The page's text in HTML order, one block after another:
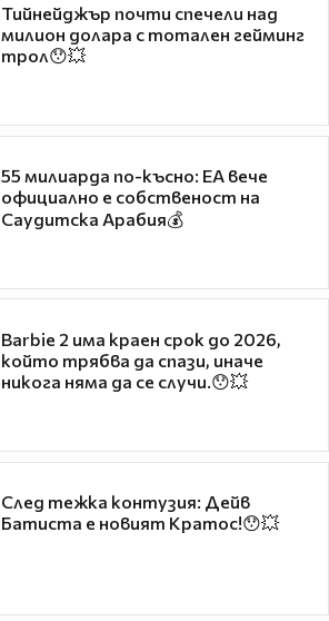
Тийнейджър почти спечели над
милион долара с тотален гейминг
трол😯💥
55 милиарда по-късно: EA вече
официално е собственост на
Саудитска Арабия💰
Barbie 2 има краен срок до 2026,
който трябва да спази, иначе
никога няма да се случи.😯💥
След тежка контузия: Дейв
Батиста е новият Кратос!😯💥